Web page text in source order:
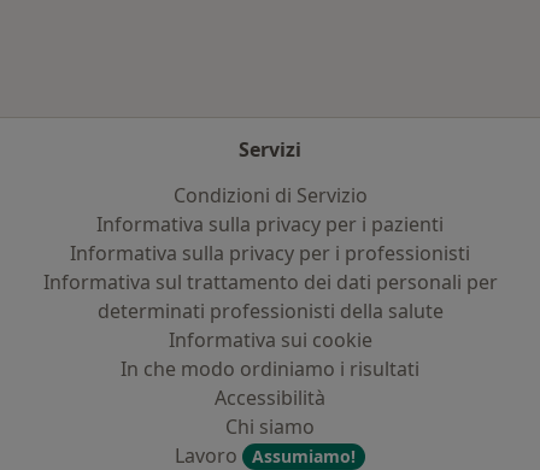
Servizi
Condizioni di Servizio
Informativa sulla privacy per i pazienti
Informativa sulla privacy per i professionisti
Informativa sul trattamento dei dati personali per
determinati professionisti della salute
Informativa sui cookie
In che modo ordiniamo i risultati
Accessibilità
Chi siamo
Lavoro
Assumiamo!